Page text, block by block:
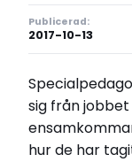
Publicerad:
2017-10-13
sig från
hur de har